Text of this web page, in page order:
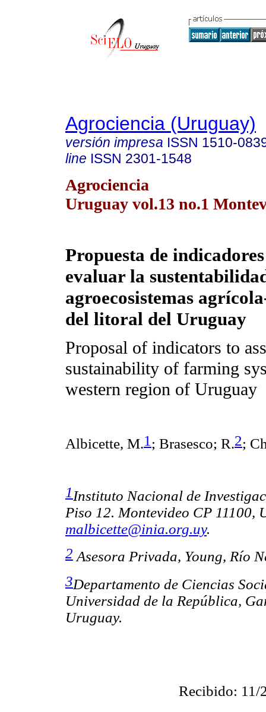
Agrociencia (Uruguay)
versión impresa ISSN 1510-
line ISSN 2301-1548
Agrociencia
Uruguay vol.13 no.1
Propuesta de
evaluar la
agroecosistemas
del litoral del Uruguay
Proposal of indicators to
sustainability of farming
western region of Uruguay
Albicette, M.1 ; Brasesco; R.2;
1Instituto Nacional de
Piso 12. Montevideo CP
malbicette@inia.org.uy.
2 Asesora Privada, Young, Río
3Departamento de Ciencias
Universidad de la República,
Uruguay.
Recibido: 11/